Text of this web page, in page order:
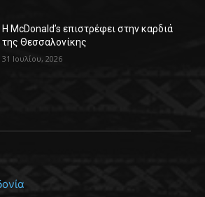
Η McDonald’s επιστρέφει στην καρδιά
της Θεσσαλονίκης
31 Ιουλίου, 2026